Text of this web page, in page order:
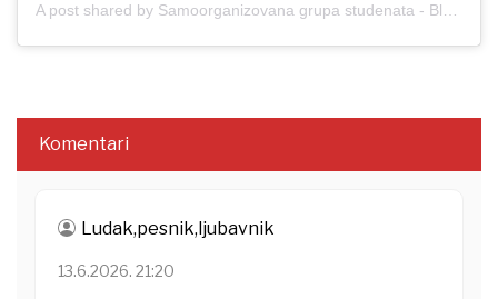
Komentari
Ludak,pesnik,ljubavnik
13.6.2026. 21:20